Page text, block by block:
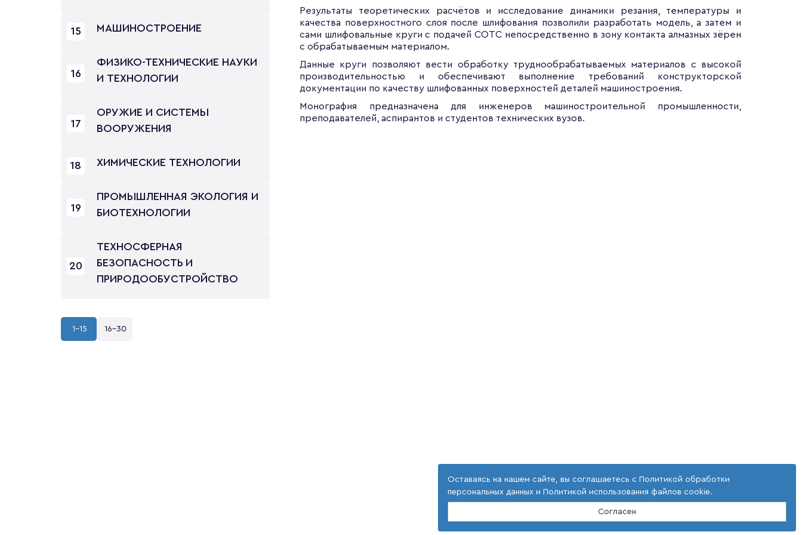
15 МАШИНОСТРОЕНИЕ
16
ФИЗИКО-ТЕХНИЧЕСКИЕ НАУКИ
И ТЕХНОЛОГИИ
17
ОРУЖИЕ И СИСТЕМЫ
ВООРУЖЕНИЯ
18 ХИМИЧЕСКИЕ ТЕХНОЛОГИИ
19
ПРОМЫШЛЕННАЯ ЭКОЛОГИЯ И
БИОТЕХНОЛОГИИ
20
ТЕХНОСФЕРНАЯ
БЕЗОПАСНОСТЬ И
ПРИРОДООБУСТРОЙСТВО
1-15 16-30
Результаты теоретических расчётов и исследование динамики резания, температуры и
качества поверхностного слоя после шлифования позволили разработать модель, а затем и
сами шлифовальные круги с подачей СОТС непосредственно в зону контакта алмазных зёрен
с обрабатываемым материалом.
Данные круги позволяют вести обработку труднообрабатываемых материалов с высокой
производительностью и обеспечивают выполнение требований конструкторской
документации по качеству шлифованных поверхностей деталей машиностроения.
Монография предназначена для инженеров машиностроительной промышленности,
преподавателей, аспирантов и студентов технических вузов.
Оставаясь на нашем сайте, вы соглашаетесь с Политикой обработки
персональных данных и Политикой использования файлов cookie.
Согласен